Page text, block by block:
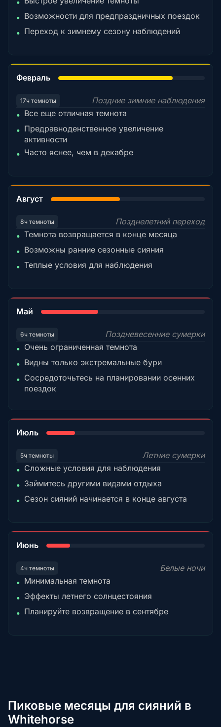
•
• Возможности для предпраздничных поездок
• Переход к зимнему сезону наблюдений
Февраль
17ч темноты
Поздние зимние наблюдения
• Все еще отличная темнота
• Предравноденственное увеличение
активности
• Часто яснее, чем в декабре
Август
8ч темноты
Позднелетний переход
• Темнота возвращается в конце месяца
• Возможны ранние сезонные сияния
• Теплые условия для наблюдения
Май
6ч темноты
Поздневесенние сумерки
• Очень ограниченная темнота
• Видны только экстремальные бури
• Сосредоточьтесь на планировании осенних
поездок
Июль
5ч темноты
Летние сумерки
• Сложные условия для наблюдения
• Займитесь другими видами отдыха
• Сезон сияний начинается в конце августа
Июнь
4ч темноты
Белые ночи
• Минимальная темнота
• Эффекты летнего солнцестояния
• Планируйте возвращение в сентябре
Пиковые месяцы для сияний в
Whitehorse